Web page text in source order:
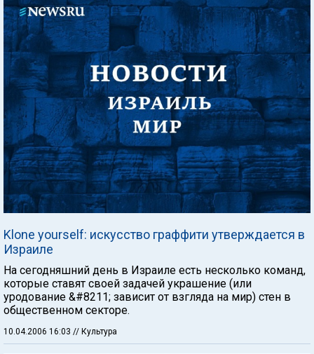
Klonе yoursеlf: искусство граффити утверждается в
Израиле
На сегодняшний день в Израиле есть несколько команд,
которые ставят своей задачей украшение (или
уродование &#8211; зависит от взгляда на мир) стен в
общественном секторе.
10.04.2006 16:03 // Культура